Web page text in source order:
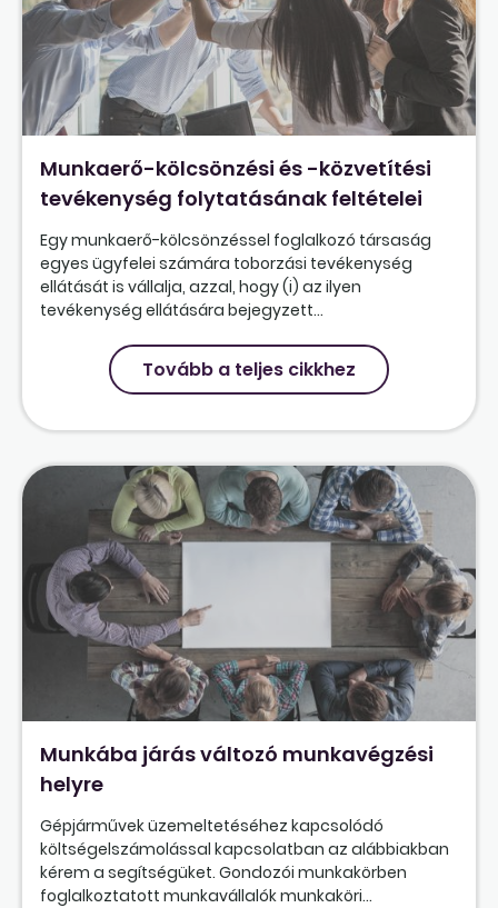
Munkaerő-kölcsönzési és -közvetítési
tevékenység folytatásának feltételei
Egy munkaerő-kölcsönzéssel foglalkozó társaság
egyes ügyfelei számára toborzási tevékenység
ellátását is vállalja, azzal, hogy (i) az ilyen
tevékenység ellátására bejegyzett...
Tovább a teljes cikkhez
Munkába járás változó munkavégzési
helyre
Gépjárművek üzemeltetéséhez kapcsolódó
költségelszámolással kapcsolatban az alábbiakban
kérem a segítségüket. Gondozói munkakörben
foglalkoztatott munkavállalók munkaköri...